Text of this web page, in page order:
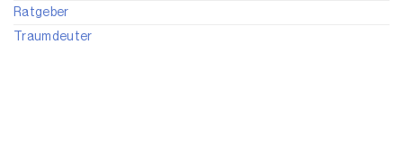
Ratgeber
Traumdeuter